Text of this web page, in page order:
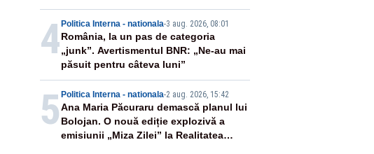
4 Politica Interna - nationala-3 aug. 2026, 08:01
România, la un pas de categoria
„junk”. Avertismentul BNR: „Ne-au mai
păsuit pentru câteva luni”
5 Politica Interna - nationala-2 aug. 2026, 15:42
Ana Maria Păcuraru demască planul lui
Bolojan. O nouă ediție explozivă a
emisiunii „Miza Zilei” la Realitatea